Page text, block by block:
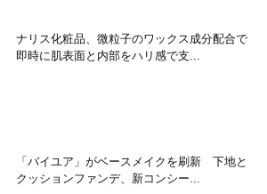
ナリス化粧品、微粒子のワックス成分配合で
即時に肌表面と内部をハリ感で支...
「バイユア」がベースメイクを刷新 下地と
クッションファンデ、新コンシー...